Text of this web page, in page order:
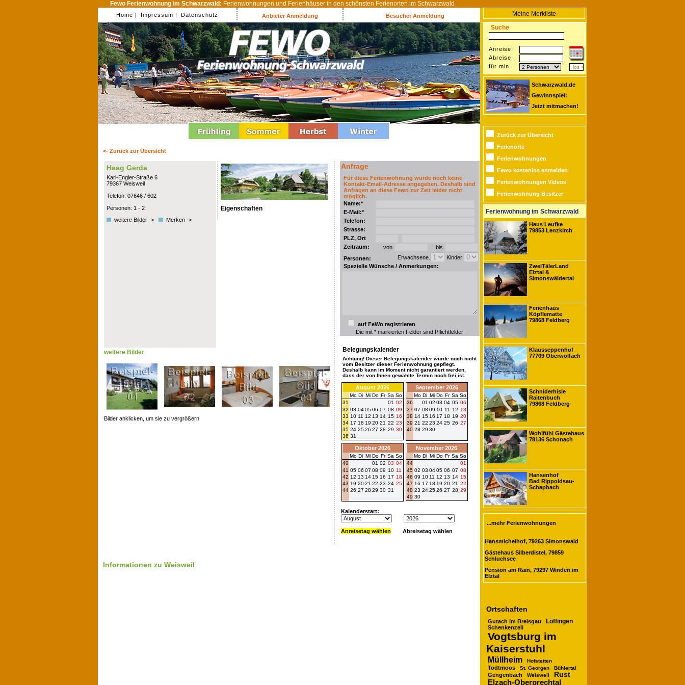
Fewo Ferienwohnung im Schwarzwald: Ferienwohnungen und Ferienhäuser in den schönsten Ferienorten im Schwarzwald
Home | Impressum | Datenschutz Anbieter Anmeldung Besucher Anmeldung
Meine Merkliste
Suche
Anreise:
Abreise:
für min.
Schwarzwald.de
Gewinnspiel:
Jetzt mitmachen!
<- Zurück zur Übersicht
Haag Gerda
Karl-Engler-Straße 6
79367 Weisweil
Telefon: 07646 / 602
Personen: 1 - 2
weitere Bilder ->
Merken ->
Eigenschaften
Anfrage
Für diese Ferienwohnung wurde noch keine
Kontakt-Email-Adresse angegeben. Deshalb sind
Anfragen an diese Fewo zur Zeit leider nicht
möglich.
Name:*
E-Mail:*
Telefon:
Strasse:
PLZ, Ort
Zeitraum:
von
bis
Personen:
Erwachsene.
Kinder
Spezielle Wünsche / Anmerkungen:
auf FeWo registrieren
Die mit * markierten Felder sind Pflichtfelder
Belegungskalender
Achtung! Dieser Belegungskalender wurde noch nicht
vom Besitzer dieser Ferienwohnung gepflegt.
Deshalb kann im Moment nicht garantiert werden,
dass der von Ihnen gewählte Termin noch frei ist.
August 2026
Mo Di Mi Do Fr Sa So
31
01 02
32 03 04 05 06 07 08 09
33 10 11 12 13 14 15 16
34 17 18 19 20 21 22 23
35 24 25 26 27 28 29 30
36 31
September 2026
Mo Di Mi Do Fr Sa So
36
01 02 03 04 05 06
37 07 08 09 10 11 12 13
38 14 15 16 17 18 19 20
39 21 22 23 24 25 26 27
40 28 29 30
Oktober 2026
Mo Di Mi Do Fr Sa So
40
01 02 03 04
41 05 06 07 08 09 10 11
42 12 13 14 15 16 17 18
43 19 20 21 22 23 24 25
44 26 27 28 29 30 31
November 2026
Mo Di Mi Do Fr Sa So
44
01
45 02 03 04 05 06 07 08
46 09 10 11 12 13 14 15
47 16 17 18 19 20 21 22
48 23 24 25 26 27 28 29
49 30
Kalenderstart:
Anreisetag wählen Abreisetag wählen
weitere Bilder
Bilder anklicken, um sie zu vergrößern
Informationen zu Weisweil
Zurück zur Übersicht
Ferienorte
Ferienwohnungen
Fewo kostenlos anmelden
Ferienwohnungen Videos
Ferienwohnung Besitzer
Ferienwohnung im Schwarzwald
Haus Leufke
79853 Lenzkirch
ZweiTälerLand
Elztal &
Simonswäldertal
Ferienhaus
Köpflematte
79868 Feldberg
Klausseppenhof
77709 Oberwolfach
Schniderhisle
Raitenbuch
79868 Feldberg
Wohlfühl Gästehaus
78136 Schonach
Hansenhof
Bad Rippoldsau-
Schapbach
...mehr Ferienwohnungen
Hansmichelhof, 79263 Simonswald
Gästehaus Silberdistel, 79859
Schluchsee
Pension am Rain, 79297 Winden im
Elztal
Ortschaften
Gutach im Breisgau
Löffingen
Schenkenzell
Vogtsburg im
Kaiserstuhl
Müllheim Hofstetten
Todtmoos St. Georgen Bühlertal
Gengenbach Weisweil Rust
Elzach-Oberprechtal